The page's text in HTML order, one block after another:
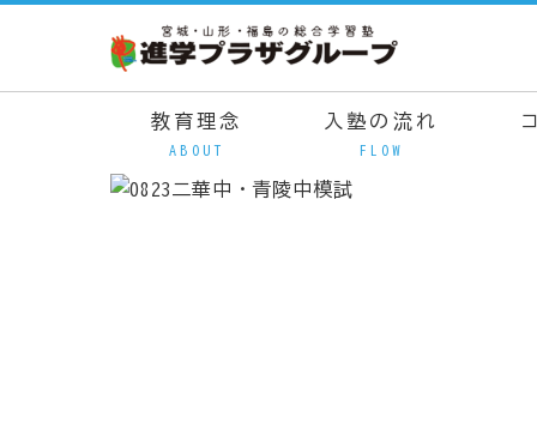
教育理念
ABOUT
入塾の流れ
FLOW